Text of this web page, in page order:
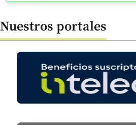
Nuestros portales